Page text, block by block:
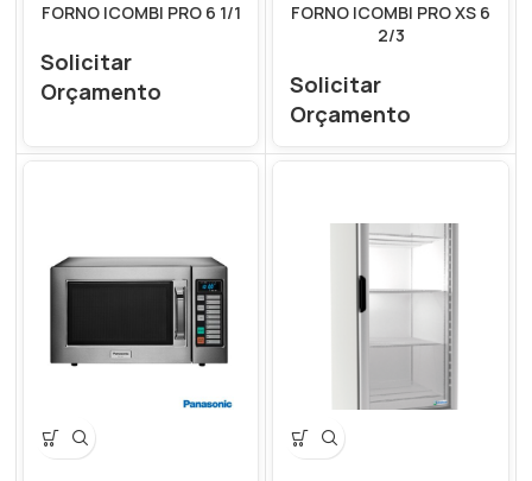
FORNO ICOMBI PRO 6 1/1
Solicitar
Orçamento
FORNO ICOMBI PRO XS 6
2/3
Solicitar
Orçamento